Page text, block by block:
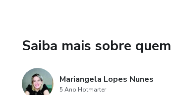
Saiba mais sobre
Mariangela Lopes Nunes
5 Ano Hotmarter